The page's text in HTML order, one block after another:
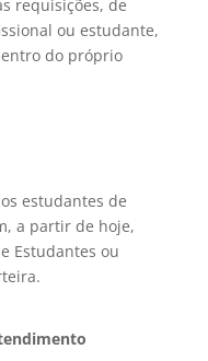
requisições, de
ou estudante,
do próprio
estudantes de
a partir de hoje,
Estudantes ou